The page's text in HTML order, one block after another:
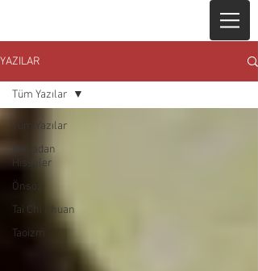
YAZILAR
Tüm Yazılar
Kıssadan
Hisseler
Önsöz
Tai Chi Chuan
Taoizm
Tüm Yazılar